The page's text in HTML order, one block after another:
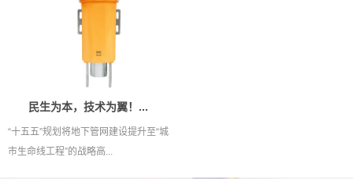
民生为本，技术为翼！...
“十五五”规划将地下管网建设提升至“城
市生命线工程”的战略高...